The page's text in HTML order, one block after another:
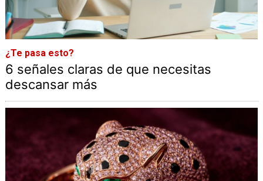
¿Te pasa esto?
6 señales claras de que necesitas
descansar más